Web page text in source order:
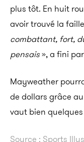
plus tôt. En huit
avoir trouvé la
combattant, fort,
pensais», a fini
Mayweather
de dollars grâce
vaut bien
Source : Sports